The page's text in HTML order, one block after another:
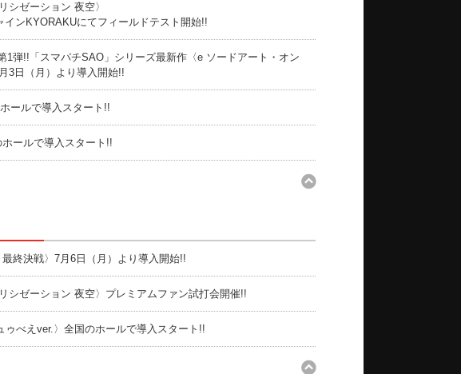
シゼーション 夜空〉
ンKYORAKUにてフィールドテスト開始!!
1弾!!「スマパチSAO」シリーズ最新作〈e ソードアート・オン
3日（月）より導入開始!!
ールで導入スタート!!
ホールで導入スタート!!
終決戦〉7月6日（月）より導入開始!!
シゼーション 夜空〉プレミアムファン試打会開催!!
ゥべえver.〉全国のホールで導入スタート!!